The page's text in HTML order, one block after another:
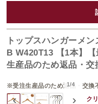
‹ ›
1/4
トップスハンガーメ
B W420T13 【1本】
生産品のため返品・交
※受注生産品のため返品・交換
ク